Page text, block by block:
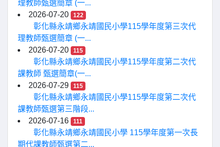
理教師甄選簡章 (一...
2026-07-20
122
彰化縣永靖鄉永靖國民小學115學年度第三次代
理教師甄選簡章 (一...
2026-07-20
115
彰化縣永靖鄉永靖國民小學115學年度第二次代
課教師 甄選簡章(一...
2026-07-29
115
彰化縣永靖鄉永靖國民小學115學年度第二次代
課教師甄選第三階段...
2026-07-16
111
彰化縣永靖鄉永靖國民小學 115學年度第一次長
期代課教師甄選第二...